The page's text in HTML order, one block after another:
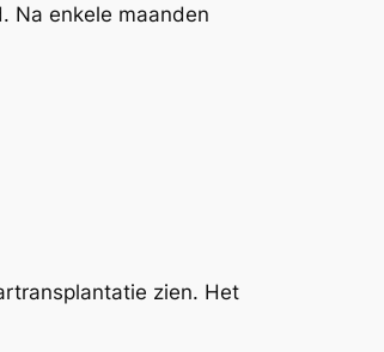
Na enkele maanden
zien. Het